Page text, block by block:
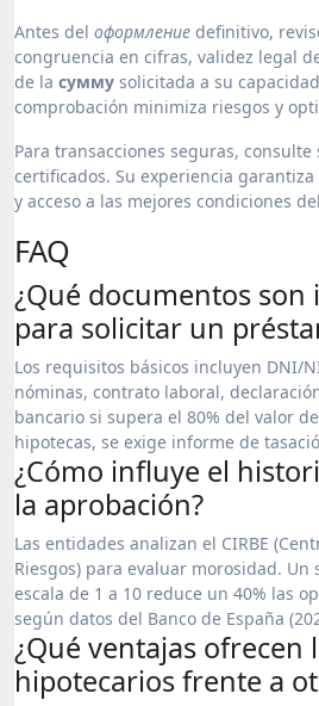
Antes del оформление definitivo,
congruencia en cifras, validez legal
de la сумму solicitada a su
comprobación minimiza riesgos y
Para transacciones seguras,
certificados. Su experiencia
y acceso a las mejores condiciones
FAQ
¿Qué documentos son
para solicitar un
Los requisitos básicos incluyen DNI/
nóminas, contrato laboral,
bancario si supera el 80% del valor
hipotecas, se exige informe de
¿Cómo influye el
la aprobación?
Las entidades analizan el CIRBE
Riesgos) para evaluar morosidad.
escala de 1 a 10 reduce un 40% las
según datos del Banco de España
¿Qué ventajas ofrecen
hipotecarios frente a